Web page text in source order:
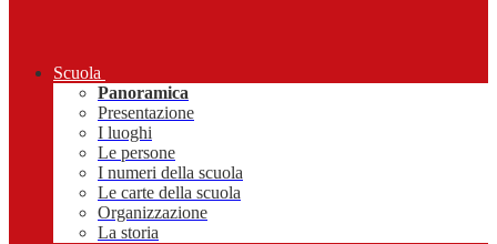
Scuola
Panoramica
Presentazione
I luoghi
Le persone
I numeri della scuola
Le carte della scuola
Organizzazione
La storia